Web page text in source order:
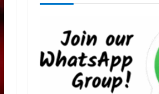
अवसर
5
STATES NEWS
महाराज की
शिष्टाचार
गतिविधियों के
August 4,